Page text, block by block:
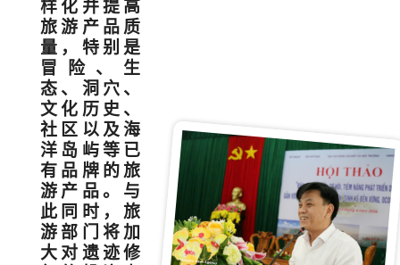
样化并提高
旅游产品质
量，特别是
冒险、生
态、洞穴、
文化历史、
社区以及海
洋岛屿等已
有品牌的旅
游产品。与
此同时，旅
游部门将加
大对遗迹修